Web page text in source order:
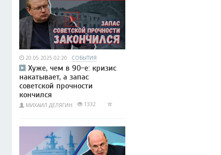
20.05.2025 02:20 СОБЫТИЯ
Хуже, чем в 90-е: кризис
накатывает, а запас
советской прочности
кончился
МИХАИЛ ДЕЛЯГИН 1332